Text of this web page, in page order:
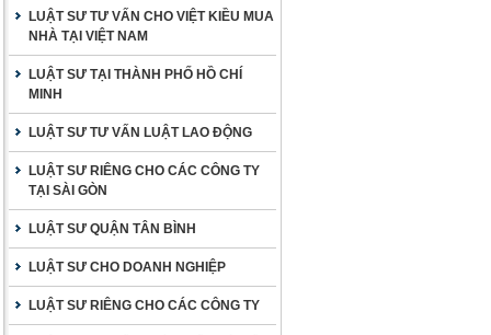
LUẬT SƯ TƯ VẤN CHO VIỆT KIỀU MUA
NHÀ TẠI VIỆT NAM
LUẬT SƯ TẠI THÀNH PHỐ HỒ CHÍ
MINH
LUẬT SƯ TƯ VẤN LUẬT LAO ĐỘNG
LUẬT SƯ RIÊNG CHO CÁC CÔNG TY
TẠI SÀI GÒN
LUẬT SƯ QUẬN TÂN BÌNH
LUẬT SƯ CHO DOANH NGHIỆP
LUẬT SƯ RIÊNG CHO CÁC CÔNG TY